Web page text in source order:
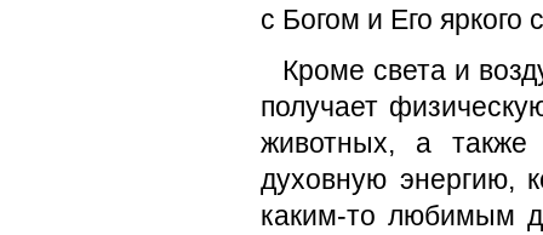
с Богом и Его яркого
Кроме света и
получает
животных, а также
духовную энергию,
каким-то любимым